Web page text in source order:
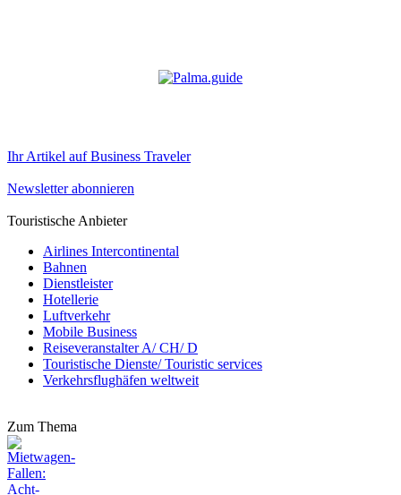
Ihr Artikel auf Business Traveler
Newsletter abonnieren
Touristische Anbieter
Airlines Intercontinental
Bahnen
Dienstleister
Hotellerie
Luftverkehr
Mobile Business
Reiseveranstalter A/ CH/ D
Touristische Dienste/ Touristic services
Verkehrsflughäfen weltweit
Zum Thema